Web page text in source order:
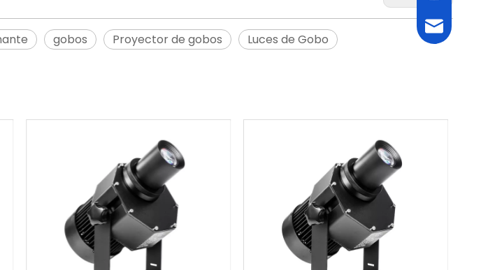
gobos Proyector de gobos Luces de Gobo
Email